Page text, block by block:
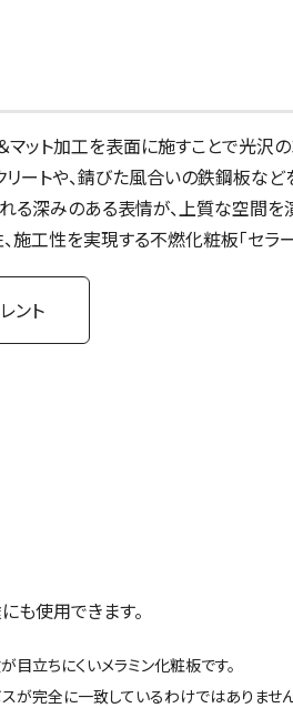
ット加工を表面に施すことで光沢の
ートや、錆びた風合いの鉄鋼板など
る深みのある表情が、上質な空間を
施工性を実現する不燃化粧板「セラ
ント
も使用できます。
目立ちにくいメラミン化粧板です。
スが完全に一致しているわけではありませ